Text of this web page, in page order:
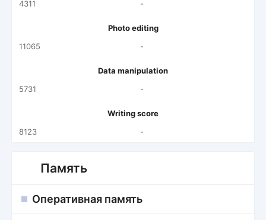
4311
-
Photo editing
11065
-
Data manipulation
5731
-
Writing score
8123
-
Память
Оперативная память